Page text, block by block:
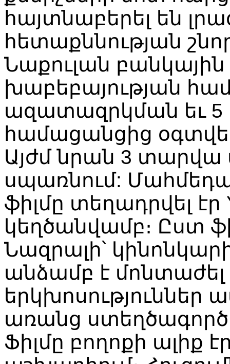
հայտնաբերել են
հետաքննության
Նաքուլան բանկային
խաբեբայության
ազատազրկման եւ5
համացանցից
Այժմ նրան 3 տարվա
սպառնում:
ֆիլմը տեղադրվել էր
կեղծանվամբ։ Ըստ
Նազրալի՝
անձամբ է մոնտաժել
երկխոսություններ
առանց
Ֆիլմը բողոքի ալիք